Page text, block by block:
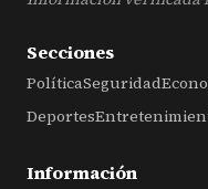
Secciones
PolíticaSeguridad
Deportes
Información